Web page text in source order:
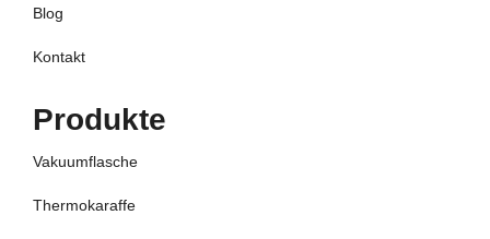
Blog
Kontakt
Produkte
Vakuumflasche
Thermokaraffe